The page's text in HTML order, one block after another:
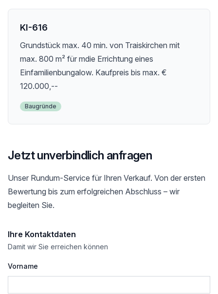
KI-616
Grundstück max. 40 min. von Traiskirchen mit
max. 800 m² für mdie Errichtung eines
Einfamilienbungalow. Kaufpreis bis max. €
120.000,--
Baugründe
Jetzt unverbindlich anfragen
Unser Rundum-Service für Ihren Verkauf. Von der ersten
Bewertung bis zum erfolgreichen Abschluss – wir
begleiten Sie.
Ihre Kontaktdaten
Damit wir Sie erreichen können
Vorname